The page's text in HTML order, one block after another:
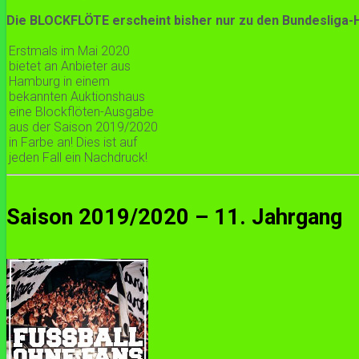
Die BLOCKFLÖTE erscheint bisher nur zu den
Erstmals im Mai 2020
bietet an Anbieter aus
Hamburg in einem
bekannten Auktionshaus
eine Blockflöten-Ausgabe
aus der Saison 2019/2020
in Farbe an! Dies ist auf
jeden Fall ein Nachdruck!
Saison 2019/2020 – 11. Jahrgang